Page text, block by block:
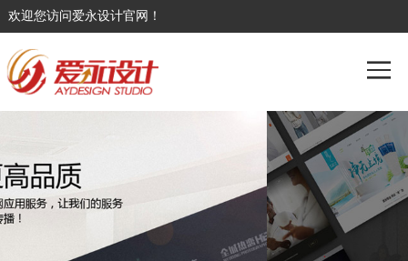
欢迎您访问爱永设计官网！